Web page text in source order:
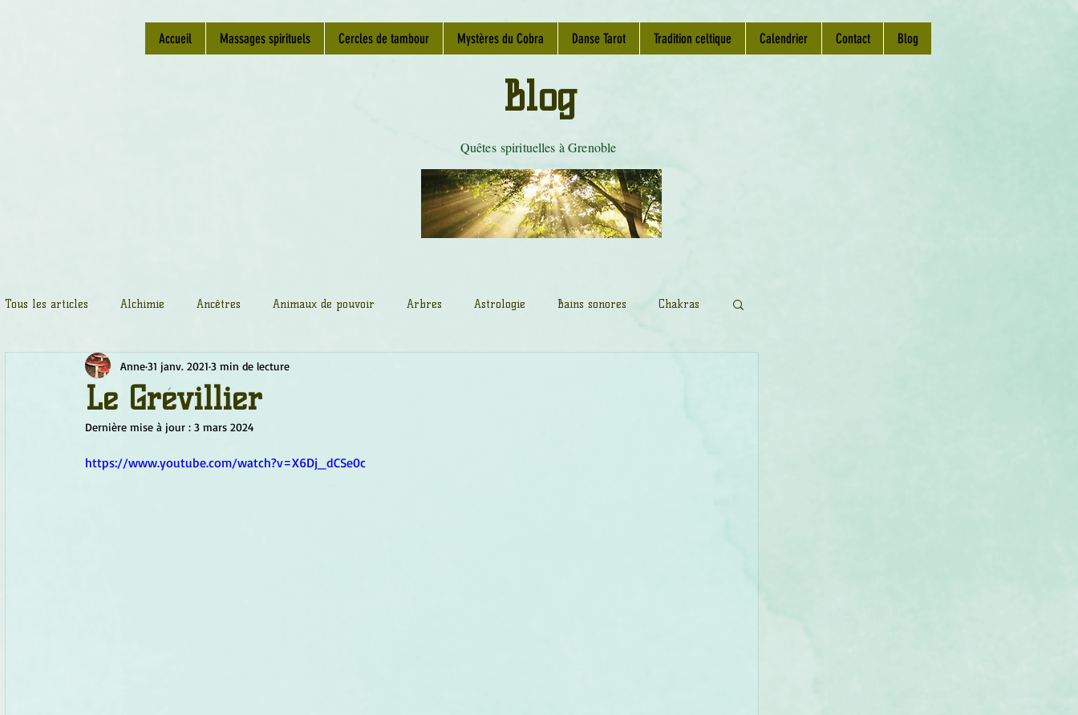
Accueil Massages spirituels Cercles de tambour Mystères du Cobra Danse Tarot Tradition celtique Calendrier Contact Blog
Quêtes spirituelles à Grenoble
Blog
Tous les articles Alchimie Ancêtres Animaux de pouvoir Arbres Astrologie Bains sonores Chakras
Chamanisme Champignons Conscience
Fleurs de Bach Géométrie sacrée
Le Grévillier
Anne31 janv. 2021 3 min de lecture
Dernière mise à jour : 3 mars 2024
https://www.youtube.com/watch?v=X6Dj_dCSe0c